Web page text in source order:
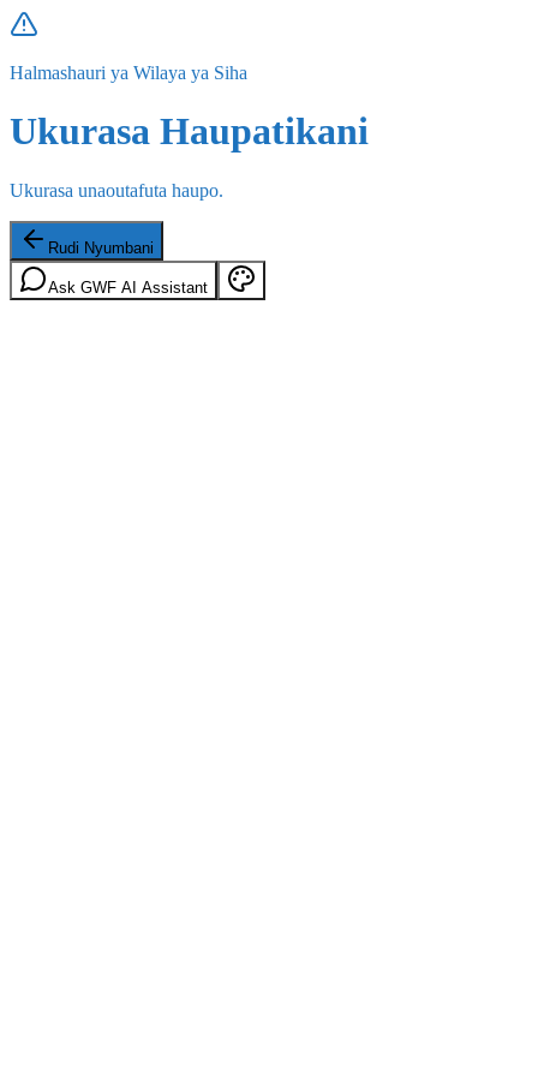
Halmashauri ya Wilaya ya Siha
Ukurasa Haupatikani
Ukurasa unaoutafuta haupo.
Rudi Nyumbani
Ask GWF AI Assistant